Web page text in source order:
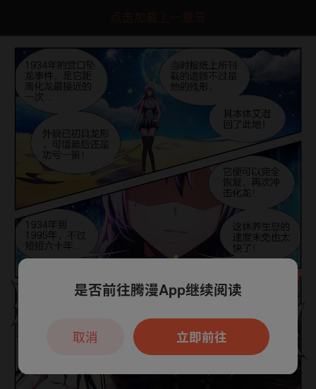
点击加载上一章节
本章节仅支持App阅读，可打开App新用
户7天免费看
是否前往腾漫App继续阅读
立即前往
取消